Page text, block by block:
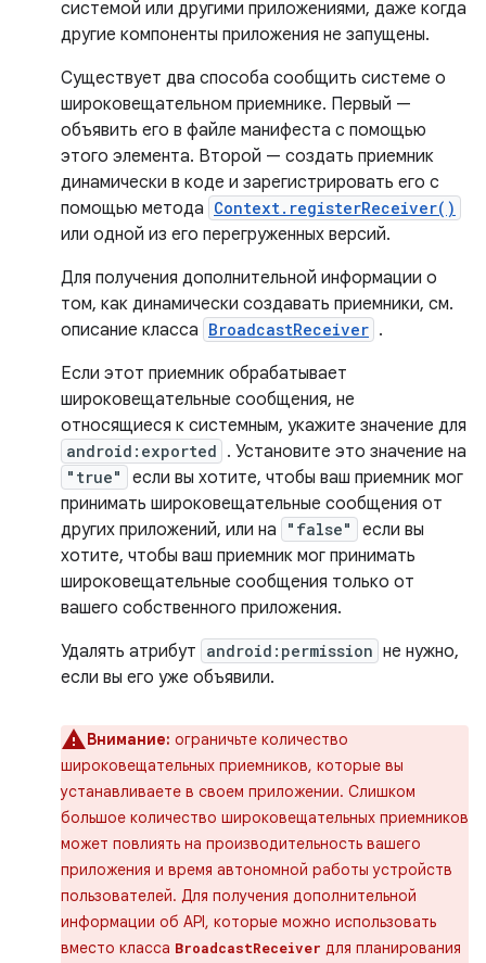
системой или другими приложениями, даже когда
другие компоненты приложения не запущены.
Существует два способа сообщить системе о
широковещательном приемнике. Первый —
объявить его в файле манифеста с помощью
этого элемента. Второй — создать приемник
динамически в коде и зарегистрировать его с
помощью метода Context.registerReceiver()
или одной из его перегруженных версий.
Для получения дополнительной информации о
том, как динамически создавать приемники, см.
описание класса BroadcastReceiver .
Если этот приемник обрабатывает
широковещательные сообщения, не
относящиеся к системным, укажите значение для
android:exported . Установите это значение на
"true"
если вы хотите, чтобы ваш приемник мог
принимать широковещательные сообщения от
других приложений, или на
"false"
если вы
хотите, чтобы ваш приемник мог принимать
широковещательные сообщения только от
вашего собственного приложения.
Удалять атрибут android:permission не нужно,
если вы его уже объявили.
Внимание: ограничьте количество
широковещательных приемников, которые вы
устанавливаете в своем приложении. Слишком
большое количество широковещательных приемников
может повлиять на производительность вашего
приложения и время автономной работы устройств
пользователей. Для получения дополнительной
информации об API, которые можно использовать
вместо класса BroadcastReceiver для планирования